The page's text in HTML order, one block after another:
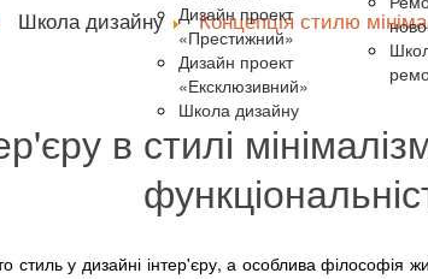
Дизайн проект
«Престижний»
Дизайн проект
«Ексклюзивний»
Школа дизайну
Школа дизайну Концепція стилю
в стилі
стиль у дизайні інтер'єру, а особлива філософія